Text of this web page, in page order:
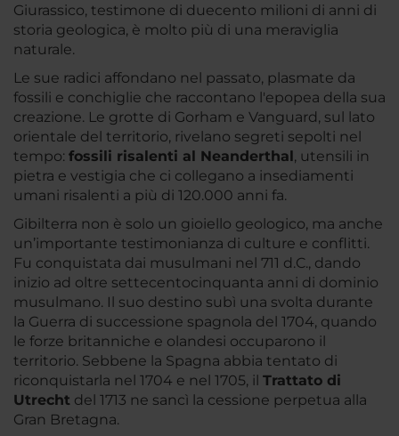
Giurassico, testimone di duecento milioni di anni di
storia geologica, è molto più di una meraviglia
naturale.
Le sue radici affondano nel passato, plasmate da
fossili e conchiglie che raccontano l'epopea della sua
creazione. Le grotte di Gorham e Vanguard, sul lato
orientale del territorio, rivelano segreti sepolti nel
tempo: fossili risalenti al Neanderthal, utensili in
pietra e vestigia che ci collegano a insediamenti
umani risalenti a più di 120.000 anni fa.
Gibilterra non è solo un gioiello geologico, ma anche
un’importante testimonianza di culture e conflitti.
Fu conquistata dai musulmani nel 711 d.C., dando
inizio ad oltre settecentocinquanta anni di dominio
musulmano. Il suo destino subì una svolta durante
la Guerra di successione spagnola del 1704, quando
le forze britanniche e olandesi occuparono il
territorio. Sebbene la Spagna abbia tentato di
riconquistarla nel 1704 e nel 1705, il Trattato di
Utrecht del 1713 ne sancì la cessione perpetua alla
Gran Bretagna.